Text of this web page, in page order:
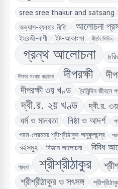
sree sree thakur and satsang
অভ্যাস-ব্যবহার নীতি আলোচনা
ইংরেজী-বাণী
ইষ্ট-আকাংক্ষা কীর্তন ভিডিও
গ্রন্থ আলোচনা
দীক্ষার সংখ্যা বাড়ানো দীপরক্ষী
দীপরক্ষী ৩য় খণ্ড দৈনিন্দিন
দ্বী.র. ২য় খণ্ড দ্বী.র.
ধর্ম ও মানবতা নিষ্ঠা ও আদর্শ
পরম-প্রেমময় শ্রীশ্রীঠাকুর অনুকূলচন্দ্র
বইসমুহ বিজ্ঞান আলোচনা বিবিধ
শ্রদ্ধা শ্রীশ্রীঠাকুর
শ্রীশ্রীঠাকুর ও সৎসঙ্গ